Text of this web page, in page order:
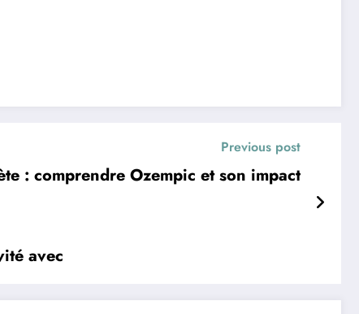
Previous post
: comprendre Ozempic et son impact
avec